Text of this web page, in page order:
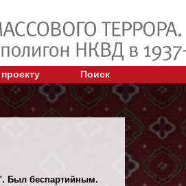
Поиск
Был беспартийным.